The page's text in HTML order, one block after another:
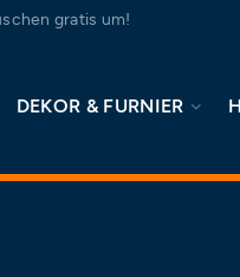
gratis um!
DEKOR & FURNIER